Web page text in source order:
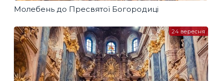
Молебень до Пресвятої Богородиці
24 вересня